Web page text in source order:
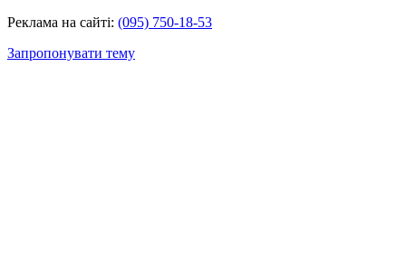
Реклама на сайті: (095) 750-18-53
Запропонувати тему